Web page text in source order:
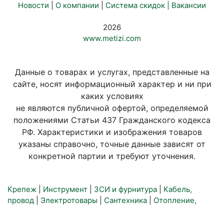
Новости
О компании Система скидок | Вакансии
2026
www.metizi.com
Данные о товарах и услугах, представленные на
сайте, носят информационный характер и ни при
каких условиях
не являются публичной офертой, определяемой
положениями Статьи 437 Гражданского кодекса
РФ. Характеристики и изображения товаров
указаны справочно, точные данные зависят от
конкретной партии и требуют уточнения.
Крепеж Инструмент ЗСИ и фурнитура
Кабель,
провод
Электротовары Сантехника Отопление,